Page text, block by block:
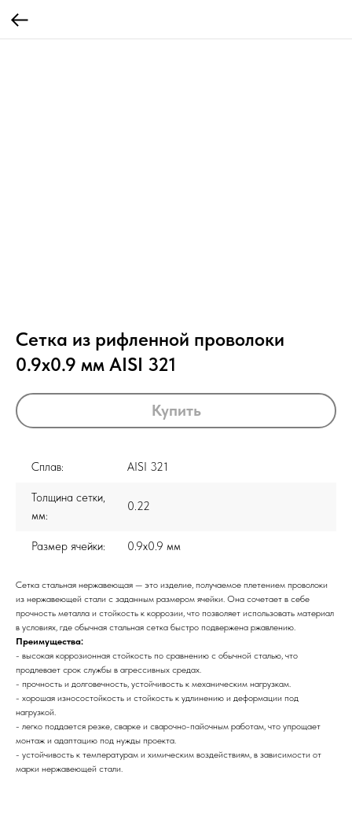
Сетка из рифленной проволоки
0.9x0.9 мм AISI 321
Купить
Сплав: AISI 321
Толщина сетки,
мм:
0.22
Размер ячейки: 0.9x0.9 мм
Сетка стальная нержавеющая — это изделие, получаемое плетением проволоки
из нержавеющей стали с заданным размером ячейки. Она сочетает в себе
прочность металла и стойкость к коррозии, что позволяет использовать материал
в условиях, где обычная стальная сетка быстро подвержена ржавлению.
Преимущества:
- высокая коррозионная стойкость по сравнению с обычной сталью, что
продлевает срок службы в агрессивных средах.
- прочность и долговечность, устойчивость к механическим нагрузкам.
- хорошая износостойкость и стойкость к удлинению и деформации под
нагрузкой.
- легко поддается резке, сварке и сварочно-пайочным работам, что упрощает
монтаж и адаптацию под нужды проекта.
- устойчивость к температурам и химическим воздействиям, в зависимости от
марки нержавеющей стали.